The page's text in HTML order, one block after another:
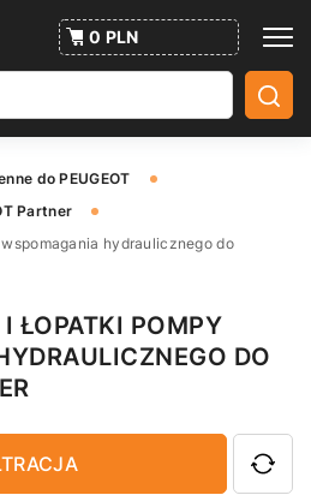
0 PLN
do PEUGEOT
Partner
hydraulicznego do
ŁOPATKI POMPY
DO